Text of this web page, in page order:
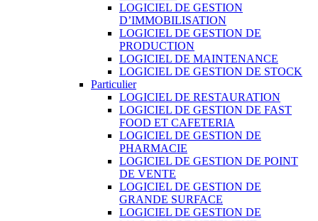
LOGICIEL DE GESTION
D’IMMOBILISATION
LOGICIEL DE GESTION DE
PRODUCTION
LOGICIEL DE MAINTENANCE
LOGICIEL DE GESTION DE STOCK
Particulier
LOGICIEL DE RESTAURATION
LOGICIEL DE GESTION DE FAST
FOOD ET CAFETERIA
LOGICIEL DE GESTION DE
PHARMACIE
LOGICIEL DE GESTION DE POINT
DE VENTE
LOGICIEL DE GESTION DE
GRANDE SURFACE
LOGICIEL DE GESTION DE